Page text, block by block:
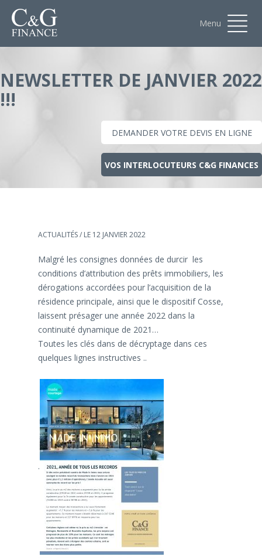
Menu
NEWSLETTER DE JANVIER 2022
!!!
DEMANDER VOTRE DEVIS EN LIGNE
VOS INTERLOCUTEURS C&G FINANCES
ACTUALITÉS/ LE 12 JANVIER 2022
Malgré les consignes données de durcir les
conditions d’attribution des prêts immobiliers, les
dérogations accordées pour l’acquisition de la
résidence principale, ainsi que le dispositif Cosse,
laissent présager une année 2022 dans la
continuité dynamique de 2021…
Toutes les clés dans de décryptage dans ces
quelques lignes instructives ..
.